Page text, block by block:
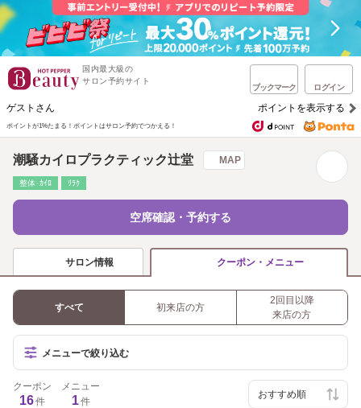
国内最大級の
サロン予約サイト
ブックマーク ログイン
ゲストさん ポイントを表示する
ポイントが1%たまる！ ポイントはサロン予約でつかえる！
潮騒カイロプラクティック辻堂 MAP
整体･ｶｲﾛ ﾘﾗｸ
空席確認・予約する
サロン情報 クーポン・メニュー
すべて 初来店の方
2回目以降
来店の方
メニューで絞り込む
クーポン
16件
メニュー
1件